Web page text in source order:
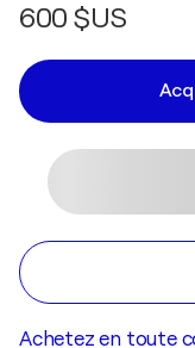
600 $US
Achetez en toute